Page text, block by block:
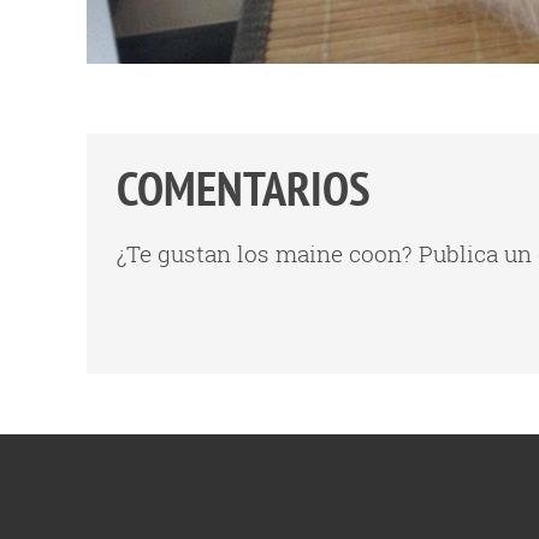
COMENTARIOS
¿Te gustan los maine coon? Publica